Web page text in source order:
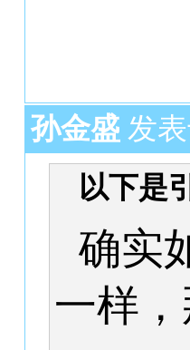
孙金盛 发
以下是
确实
一样